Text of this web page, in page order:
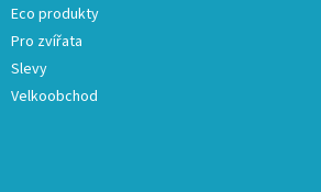
Eco produkty
Pro zvířata
Slevy
Velkoobchod